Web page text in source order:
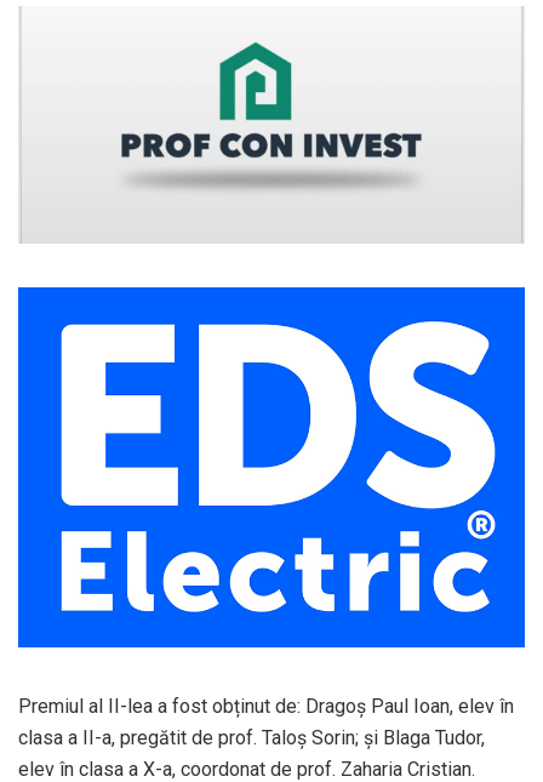
Premiul al II-lea a fost obținut de: Dragoș Paul Ioan, elev în
clasa a II-a, pregătit de prof. Taloș Sorin; și Blaga Tudor,
elev în clasa a X-a, coordonat de prof. Zaharia Cristian.